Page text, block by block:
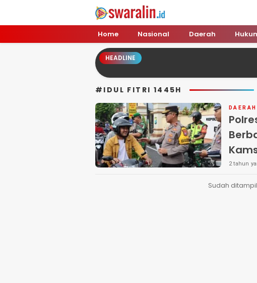
Swara Lin
Independent, Tajam & Profesional
Home Nasional Daerah
HEADLINE
#IDUL FITRI 1445H
DAERAH
2 tahun
Sudah